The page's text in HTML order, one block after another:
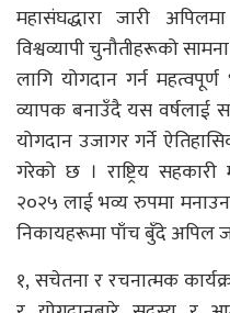
महासंघद्धारा जारी
विश्वव्यापी चुनौतीहरूको
लागि योगदान गर्न
व्यापक बनाउँदै यस वर्षलाई
योगदान उजागर गर्ने
गरेको छ । राष्ट्रिय सहकारी
२०२५ लाई भव्य रुपमा
निकायहरूमा पाँच बुँदे अपिल
१, सचेतना र रचनात्मक